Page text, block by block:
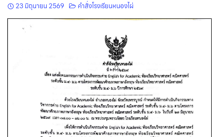
23 มิถุนายน 2569 คำสั่งโรงเรียนหนองไผ่